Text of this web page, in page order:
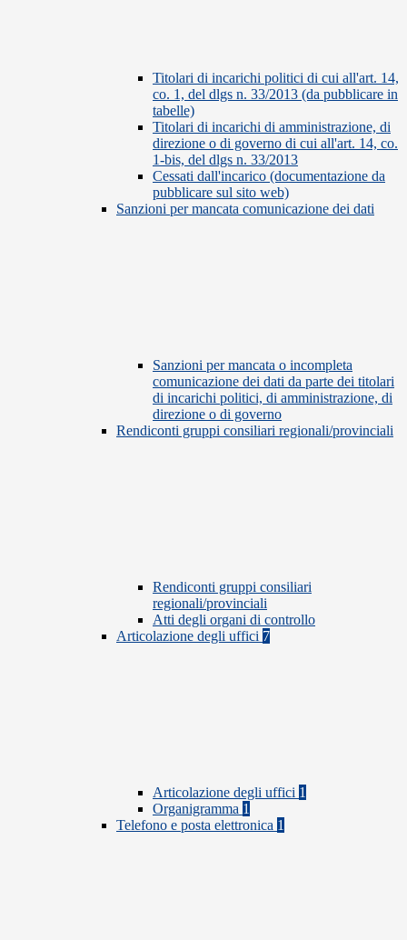
Titolari di incarichi politici di cui all'art. 14,
co. 1, del dlgs n. 33/2013 (da pubblicare in
tabelle)
Titolari di incarichi di amministrazione, di
direzione o di governo di cui all'art. 14, co.
1-bis, del dlgs n. 33/2013
Cessati dall'incarico (documentazione da
pubblicare sul sito web)
Sanzioni per mancata comunicazione dei dati
Sanzioni per mancata o incompleta
comunicazione dei dati da parte dei titolari
di incarichi politici, di amministrazione, di
direzione o di governo
Rendiconti gruppi consiliari regionali/provinciali
Rendiconti gruppi consiliari
regionali/provinciali
Atti degli organi di controllo
Articolazione degli uffici 7
Articolazione degli uffici 1
Organigramma 1
Telefono e posta elettronica 1